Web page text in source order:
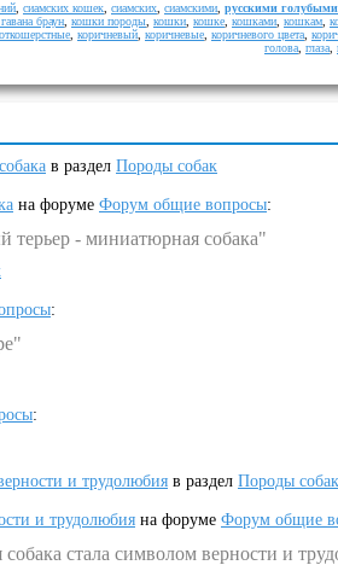
сиамских кошек сиамских сиамскими русскими голубыми
браун кошки породы кошки кошке кошками кошкам
коричневый коричневые коричневого цвета
голова глаза
в раздел Породы собак
на форуме Форум общие вопросы:
терьер - миниатюрная собака"
:
:
и трудолюбия в раздел Породы собак
и трудолюбия на форуме Форум общие
стала символом верности и